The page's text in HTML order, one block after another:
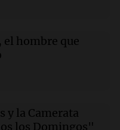
evolucionaron
en reacciones
directamente en
el hombre que
y la Camerata
los Domingos"